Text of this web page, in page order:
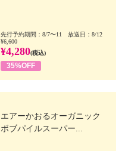
先行予約期間：8/7〜11 放送日：8/12
¥6,600
¥4,280(税込)
35%OFF
エアーかおるオーガニック
ボブパイルスーパー...